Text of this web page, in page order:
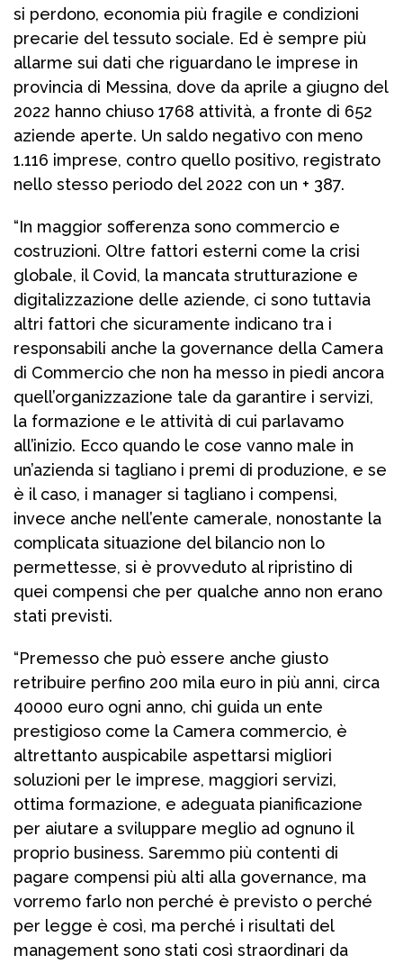
si perdono, economia più fragile e condizioni
precarie del tessuto sociale. Ed è sempre più
allarme sui dati che riguardano le imprese in
provincia di Messina, dove da aprile a giugno del
2022 hanno chiuso 1768 attività, a fronte di 652
aziende aperte. Un saldo negativo con meno
1.116 imprese, contro quello positivo, registrato
nello stesso periodo del 2022 con un + 387.
“In maggior sofferenza sono commercio e
costruzioni. Oltre fattori esterni come la crisi
globale, il Covid, la mancata strutturazione e
digitalizzazione delle aziende, ci sono tuttavia
altri fattori che sicuramente indicano tra i
responsabili anche la governance della Camera
di Commercio che non ha messo in piedi ancora
quell’organizzazione tale da garantire i servizi,
la formazione e le attività di cui parlavamo
all’inizio. Ecco quando le cose vanno male in
un’azienda si tagliano i premi di produzione, e se
è il caso, i manager si tagliano i compensi,
invece anche nell’ente camerale, nonostante la
complicata situazione del bilancio non lo
permettesse, si è provveduto al ripristino di
quei compensi che per qualche anno non erano
stati previsti.
“Premesso che può essere anche giusto
retribuire perfino 200 mila euro in più anni, circa
40000 euro ogni anno, chi guida un ente
prestigioso come la Camera commercio, è
altrettanto auspicabile aspettarsi migliori
soluzioni per le imprese, maggiori servizi,
ottima formazione, e adeguata pianificazione
per aiutare a sviluppare meglio ad ognuno il
proprio business. Saremmo più contenti di
pagare compensi più alti alla governance, ma
vorremo farlo non perché è previsto o perché
per legge è così, ma perché i risultati del
management sono stati così straordinari da